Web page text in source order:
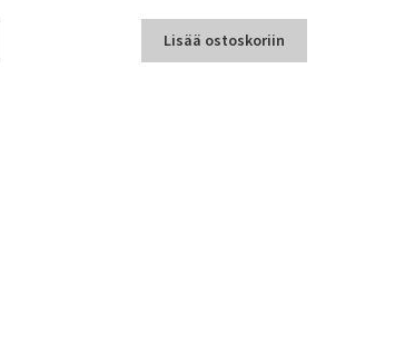
Lisää ostoskoriin